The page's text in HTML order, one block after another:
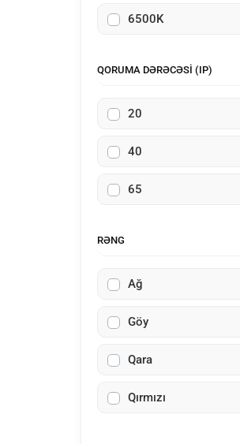
6500K
QORUMA DƏRƏCƏSI (IP)
20
40
65
RƏNG
Ağ
Göy
Qara
Qırmızı